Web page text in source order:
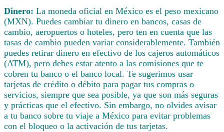
Dinero: La moneda oficial en México es el peso mexicano
(MXN). Puedes cambiar tu dinero en bancos, casas de
cambio, aeropuertos o hoteles, pero ten en cuenta que las
tasas de cambio pueden variar considerablemente. También
puedes retirar dinero en efectivo de los cajeros automáticos
(ATM), pero debes estar atento a las comisiones que te
cobren tu banco o el banco local. Te sugerimos usar
tarjetas de crédito o débito para pagar tus compras o
servicios, siempre que sea posible, ya que son más seguras
y prácticas que el efectivo. Sin embargo, no olvides avisar
a tu banco sobre tu viaje a México para evitar problemas
con el bloqueo o la activación de tus tarjetas.